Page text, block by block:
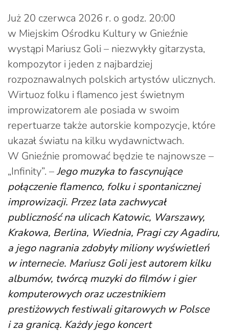
Już 20 czerwca 2026 r. o godz. 20:00
w Miejskim Ośrodku Kultury w Gnieźnie
wystąpi Mariusz Goli – niezwykły gitarzysta,
kompozytor i jeden z najbardziej
rozpoznawalnych polskich artystów ulicznych.
Wirtuoz folku i flamenco jest świetnym
improwizatorem ale posiada w swoim
repertuarze także autorskie kompozycje, które
ukazał światu na kilku wydawnictwach.
W Gnieźnie promować będzie te najnowsze –
„Infinity”. –Jego muzyka to fascynujące
połączenie flamenco, folku i spontanicznej
improwizacji. Przez lata zachwycał
publiczność na ulicach Katowic, Warszawy,
Krakowa, Berlina, Wiednia, Pragi czy Agadiru,
a jego nagrania zdobyły miliony wyświetleń
w internecie. Mariusz Goli jest autorem kilku
albumów, twórcą muzyki do filmów i gier
komputerowych oraz uczestnikiem
prestiżowych festiwali gitarowych w Polsce
i za granicą. Każdy jego koncert